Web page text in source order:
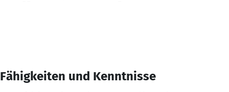
Fähigkeiten und Kenntnisse